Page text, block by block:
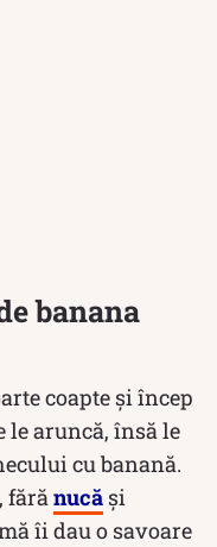
banana
coapte și încep
le aruncă, însă le
cu banană.
fără nucă și
îi dau o savoare